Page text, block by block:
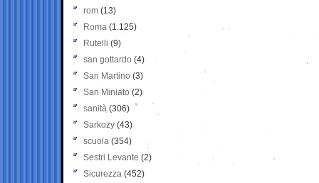
rom (13)
Roma (1.125)
Rutelli (9)
san gottardo (4)
San Martino (3)
San Miniato (2)
sanità (306)
Sarkozy (43)
scuola (354)
Sestri Levante (2)
Sicurezza (452)